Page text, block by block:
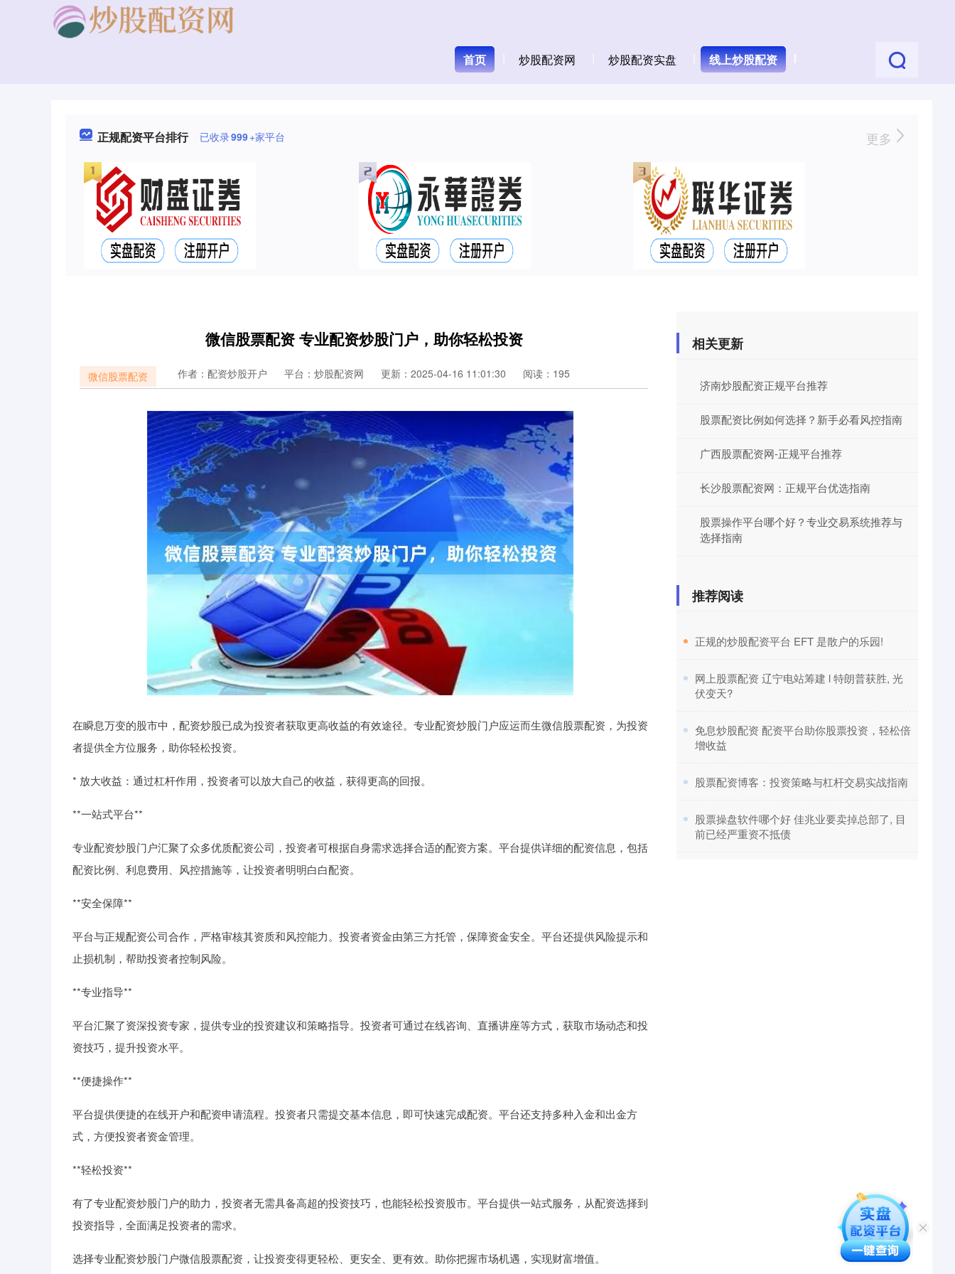
首页 炒股配资网 炒股配资实盘 线上炒股配资
正规配资平台排行 已收录999+家平台 更多
微信股票配资 专业配资炒股门户，助你轻松投资
微信股票配资 作者：配资炒股开户 平台：炒股配资网 更新：2025-04-16 11:01:30 阅读：195
在瞬息万变的股市中，配资炒股已成为投资者获取更高收益的有效途径。专业配资炒股门户应运而生微信股票配资，为投资
者提供全方位服务，助你轻松投资。
* 放大收益：通过杠杆作用，投资者可以放大自己的收益，获得更高的回报。
**一站式平台**
专业配资炒股门户汇聚了众多优质配资公司，投资者可根据自身需求选择合适的配资方案。平台提供详细的配资信息，包括
配资比例、利息费用、风控措施等，让投资者明明白白配资。
**安全保障**
平台与正规配资公司合作，严格审核其资质和风控能力。投资者资金由第三方托管，保障资金安全。平台还提供风险提示和
止损机制，帮助投资者控制风险。
**专业指导**
平台汇聚了资深投资专家，提供专业的投资建议和策略指导。投资者可通过在线咨询、直播讲座等方式，获取市场动态和投
资技巧，提升投资水平。
**便捷操作**
平台提供便捷的在线开户和配资申请流程。投资者只需提交基本信息，即可快速完成配资。平台还支持多种入金和出金方
式，方便投资者资金管理。
**轻松投资**
有了专业配资炒股门户的助力，投资者无需具备高超的投资技巧，也能轻松投资股市。平台提供一站式服务，从配资选择到
投资指导，全面满足投资者的需求。
选择专业配资炒股门户微信股票配资，让投资变得更轻松、更安全、更有效。助你把握市场机遇，实现财富增值。
相关更新
济南炒股配资正规平台推荐
股票配资比例如何选择？新手必看风控指南
广西股票配资网-正规平台推荐
长沙股票配资网：正规平台优选指南
股票操作平台哪个好？专业交易系统推荐与
选择指南
推荐阅读
​正规的炒股配资平台 EFT 是散户的乐园!
​网上股票配资 辽宁电站筹建 l 特朗普获胜, 光
伏变天?
​免息炒股配资 配资平台助你股票投资，轻松倍
增收益
​股票配资博客：投资策略与杠杆交易实战指南
​股票操盘软件哪个好 佳兆业要卖掉总部了, 目
前已经严重资不抵债